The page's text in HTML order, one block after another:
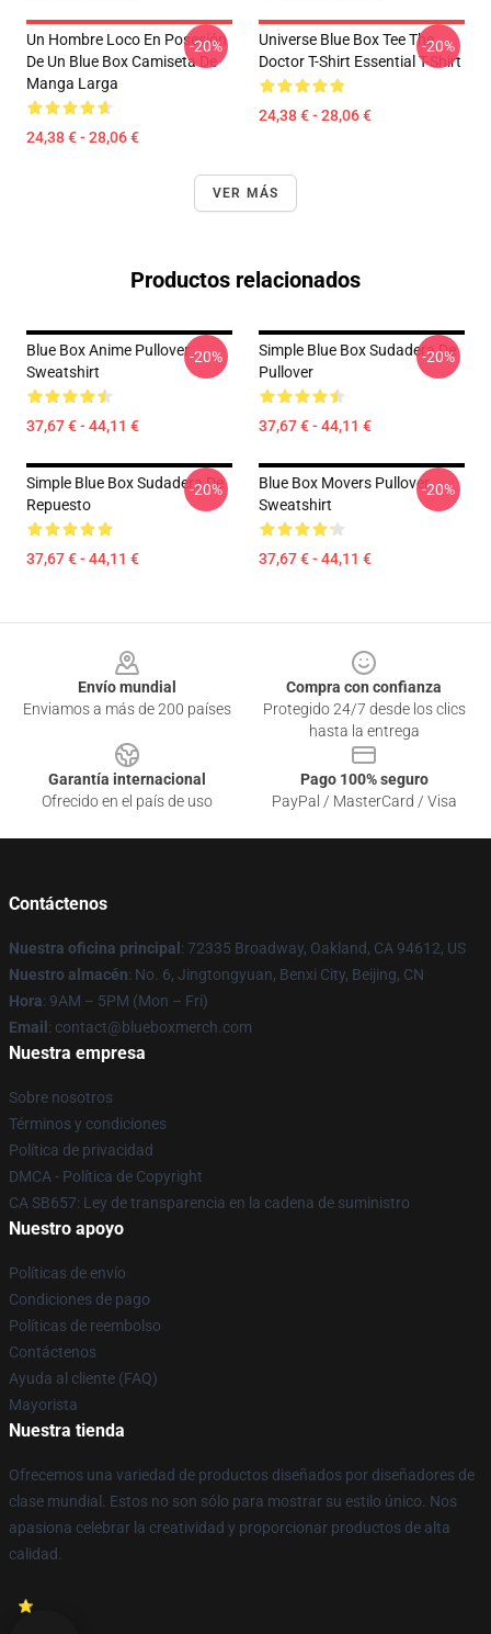
Un Hombre Loco En Posesión
De Un Blue Box Camiseta De
Manga Larga
24,38 € - 28,06 €
-20%
Universe Blue Box Tee The
Doctor T-Shirt Essential T-Shirt
24,38 € - 28,06 €
-20%
VER MÁS
Productos relacionados
Blue Box Anime Pullover
Sweatshirt
37,67 € - 44,11 €
-20%
Simple Blue Box Sudadera De
Pullover
37,67 € - 44,11 €
-20%
Simple Blue Box Sudadera De
Repuesto
37,67 € - 44,11 €
-20%
Blue Box Movers Pullover
Sweatshirt
37,67 € - 44,11 €
-20%
Envío mundial
Enviamos a más de 200 países
Compra con confianza
Protegido 24/7 desde los clics
hasta la entrega
Garantía internacional
Ofrecido en el país de uso
Pago 100% seguro
PayPal / MasterCard / Visa
Contáctenos
Nuestra oficina principal : 72335 Broadway, Oakland, CA 94612, US
Nuestro almacén: No. 6, Jingtongyuan, Benxi City, Beijing, CN
Hora: 9AM – 5PM (Mon – Fri)
Email : contact@blueboxmerch.com
Nuestra empresa
Sobre nosotros
Términos y condiciones
Política de privacidad
DMCA - Política de Copyright
CA SB657: Ley de transparencia en la cadena de suministro
Nuestro apoyo
Políticas de envío
Condiciones de pago
Políticas de reembolso
Contáctenos
Ayuda al cliente (FAQ)
Mayorista
Nuestra tienda
Ofrecemos una variedad de productos diseñados por diseñadores de
clase mundial. Estos no son sólo para mostrar su estilo único. Nos
apasiona celebrar la creatividad y proporcionar productos de alta
calidad.